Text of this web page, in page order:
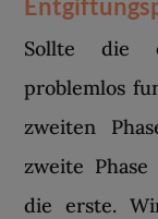
Sollte die
problemlos
zweiten
zweite
die erste.